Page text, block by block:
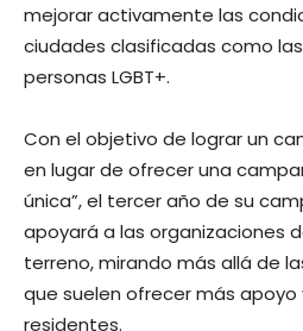
mejorar activamente las
ciudades clasificadas como
personas LGBT+.
Con el objetivo de lograr un
en lugar de ofrecer una
única”, el tercer año de su
apoyará a las organizaciones
terreno, mirando más allá de
que suelen ofrecer más apoyo
residentes.